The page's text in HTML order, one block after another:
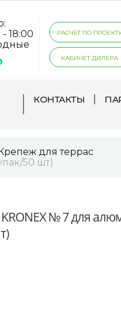
18:00
РАСЧЕТ ПО
КАБИНЕТ ДИЛЕРА
КОНТАКТЫ
для террас
50 шт)
№ 7 для